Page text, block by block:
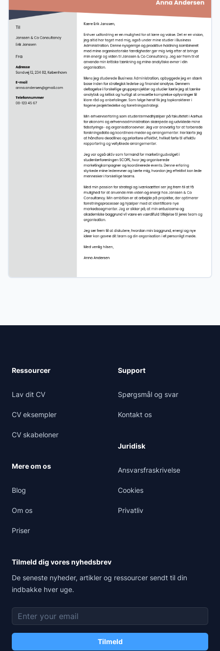
Ressourcer
Lav dit CV
CV eksempler
CV skabeloner
Mere om os
Blog
Om os
Priser
Support
Spørgsmål og svar
Kontakt os
Juridisk
Ansvarsfraskrivelse
Cookies
Privatliv
Tilmeld dig vores nyhedsbrev
De seneste nyheder, artikler og ressourcer sendt til din
indbakke hver uge.
E-mailadresse
Tilmeld